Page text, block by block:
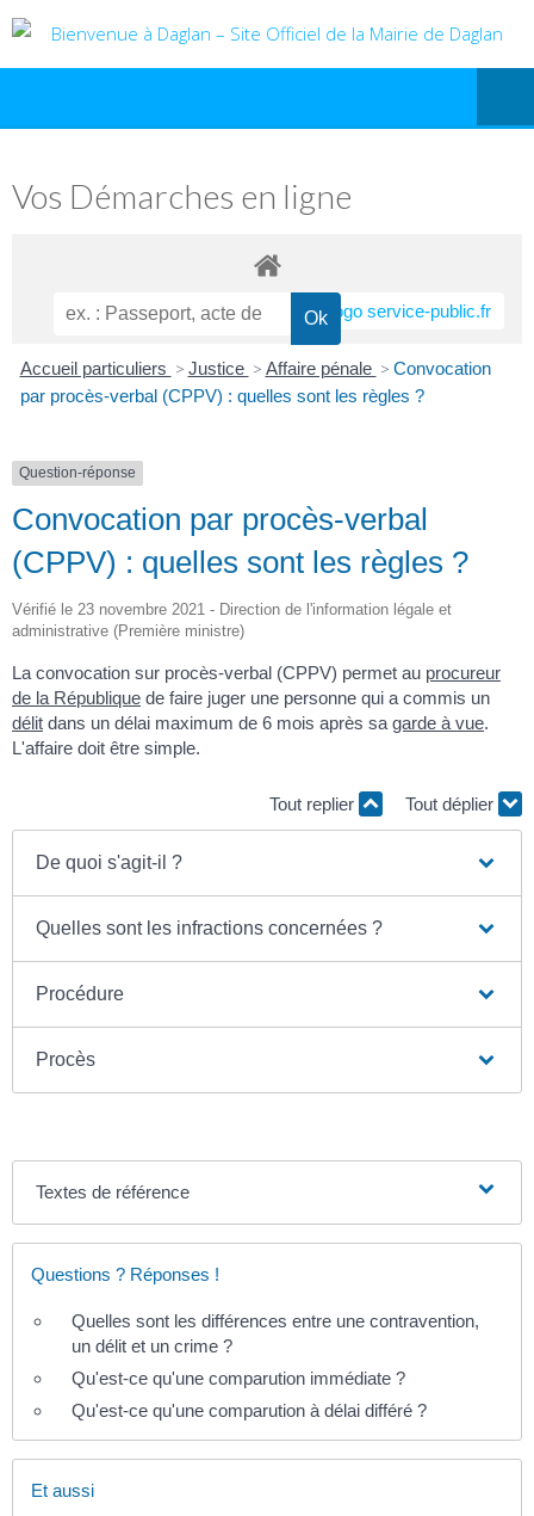
Vos Démarches en ligne
Accueil particuliers > Justice > Affaire pénale > Convocation
par procès-verbal (CPPV) : quelles sont les règles ?
Question-réponse
Convocation par procès-verbal
(CPPV) : quelles sont les règles ?
Vérifié le 23 novembre 2021 - Direction de l'information légale et
administrative (Première ministre)
La convocation sur procès-verbal (CPPV) permet au procureur
de la République de faire juger une personne qui a commis un
délit dans un délai maximum de 6 mois après sa garde à vue.
L'affaire doit être simple.
Tout replier Tout déplier
De quoi s'agit-il ?
Quelles sont les infractions concernées ?
Procédure
Procès
Textes de référence
Questions ? Réponses !
Quelles sont les différences entre une contravention,
un délit et un crime ?
Qu'est-ce qu'une comparution immédiate ?
Qu'est-ce qu'une comparution à délai différé ?
Et aussi